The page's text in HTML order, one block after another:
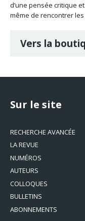
d’une pensée critique
même de rencontrer
Vers la
Sur le site
RECHERCHE AVANCÉE
LA REVUE
NUMÉROS
AUTEURS
COLLOQUES
BULLETINS
ABONNEMENTS